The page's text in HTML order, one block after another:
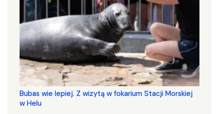
Bubas wie lepiej. Z wizytą w fokarium Stacji Morskiej
w Helu